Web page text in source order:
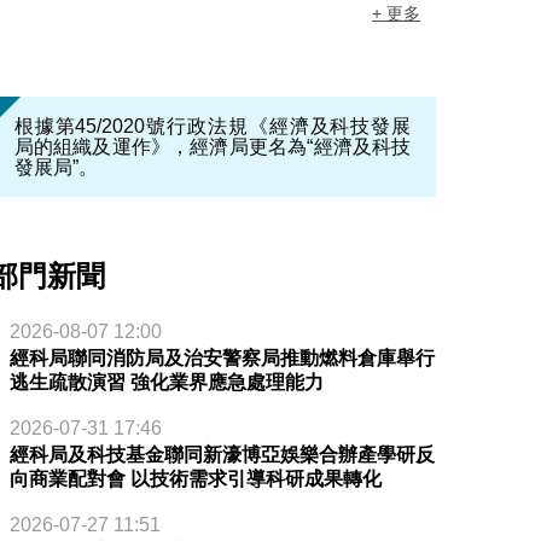
+ 更多
根據第45/2020號行政法規《經濟及科技發展
局的組織及運作》，經濟局更名為“經濟及科技
發展局”。
門新聞
2026-08-07 12:00
經科局聯同消防局及治安警察局推動燃料倉庫舉行
逃生疏散演習 強化業界應急處理能力
2026-07-31 17:46
經科局及科技基金聯同新濠博亞娛樂合辦產學研反
向商業配對會 以技術需求引導科研成果轉化
2026-07-27 11:51